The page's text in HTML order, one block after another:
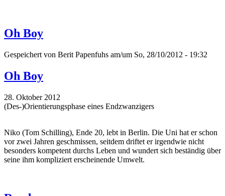
Oh Boy
Gespeichert von Berit Papenfuhs am/um So, 28/10/2012 - 19:32
Oh Boy
28. Oktober 2012
(Des-)Orientierungsphase eines Endzwanzigers
Niko (Tom Schilling), Ende 20, lebt in Berlin. Die Uni hat er schon
vor zwei Jahren geschmissen, seitdem driftet er irgendwie nicht
besonders kompetent durchs Leben und wundert sich beständig über
seine ihm kompliziert erscheinende Umwelt.